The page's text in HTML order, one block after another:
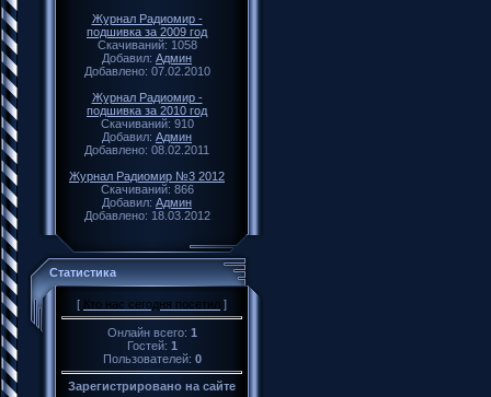
Журнал Радиомир -
подшивка за 2009 год
Скачиваний: 1058
Добавил: Админ
Добавлено: 07.02.2010
Журнал Радиомир -
подшивка за 2010 год
Скачиваний: 910
Добавил: Админ
Добавлено: 08.02.2011
Журнал Радиомир №3 2012
Скачиваний: 866
Добавил: Админ
Добавлено: 18.03.2012
Статистика
[ Кто нас сегодня посетил ]
Онлайн всего: 1
Гостей: 1
Пользователей: 0
Зарегистрировано на сайте